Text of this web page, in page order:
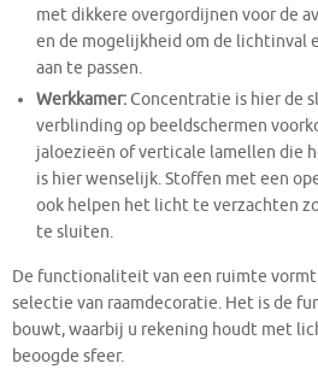
met dikkere overgordijnen voor de
en de mogelijkheid om de lichtinval
aan te passen.
Werkkamer:Concentratie is hier de
verblinding op beeldschermen
jaloezieën of verticale lamellen die
is hier wenselijk. Stoffen met een
ook helpen het licht te verzachten
te sluiten.
De functionaliteit van een ruimte vormt
selectie van raamdecoratie. Het is de
bouwt, waarbij u rekening houdt met
beoogde sfeer.